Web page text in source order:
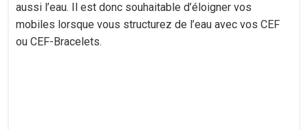
aussi l’eau. Il est donc souhaitable d’éloigner vos
mobiles lorsque vous structurez de l’eau avec vos CEF
ou CEF-Bracelets.